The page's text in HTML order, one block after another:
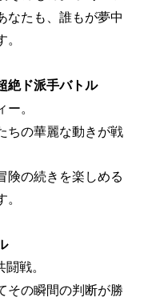
なたも、誰もが夢中
絶ド派手バトル
。
ちの華麗な動きが戦
険の続きを楽しめる
戦。
その瞬間の判断が勝